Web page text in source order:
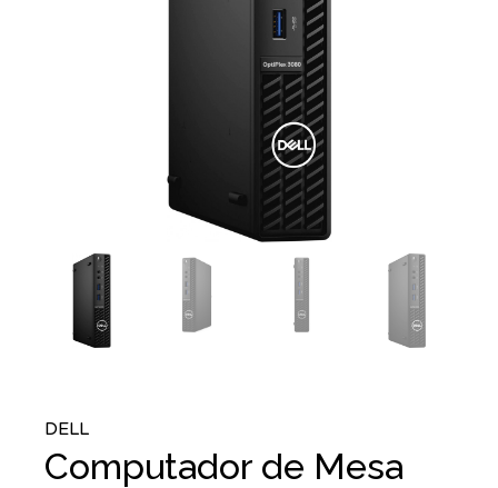
DELL
Computador de Mesa